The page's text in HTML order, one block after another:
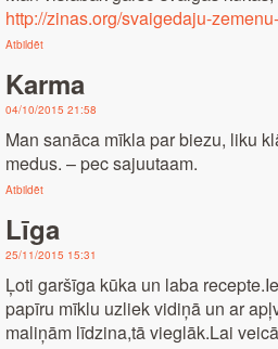
http://zinas.org/svaigedaju-
Atbildēt
Karma
04/10/2015 21:58
Man sanāca mīkla par biezu, liku
medus. – pec sajuutaam.
Atbildēt
Līga
25/11/2015 15:31
Ļoti garšīga kūka un laba
papīru mīklu uzliek vidiņā un ar
maliņām līdzina,tā vieglāk.Lai